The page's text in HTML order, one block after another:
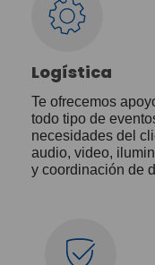
Logística
Te ofrecemos
todo tipo de
necesidades del
audio, video,
y coordinación de